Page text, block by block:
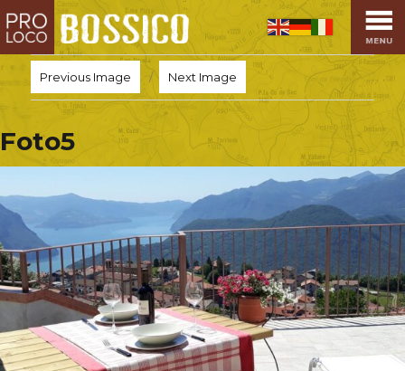
HOME
PRO LOCO
L’ALTOPIANO
PROMOZIONI
SPORT
OSPITALITÀ
SAPORI TIPICI
ARTE E CULTURA
COMMERCIO
DINTORNI
Previous Image Next Image
Foto5